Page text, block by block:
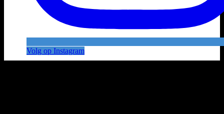
Volg op Instagram